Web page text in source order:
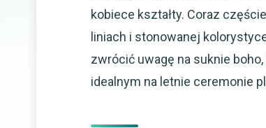
kobiece kształty. Coraz
liniach i stonowanej
zwrócić uwagę na suknie
idealnym na letnie ceremonie